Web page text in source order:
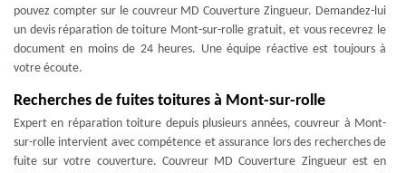
pouvez compter sur le couvreur MD Couverture Zingueur. Demandez-lui
un devis réparation de toiture Mont-sur-rolle gratuit, et vous recevrez le
document en moins de 24 heures. Une équipe réactive est toujours à
votre écoute.
Recherches de fuites toitures à Mont-sur-rolle
Expert en réparation toiture depuis plusieurs années, couvreur à Mont-
sur-rolle intervient avec compétence et assurance lors des recherches de
fuite sur votre couverture. Couvreur MD Couverture Zingueur est en